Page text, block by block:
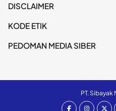
DISCLAIMER
KODE ETIK
PEDOMAN MEDIA SIBER
PT. Sibayak